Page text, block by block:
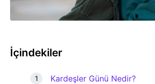
İçindekiler
Kardeşler Günü Nedir?